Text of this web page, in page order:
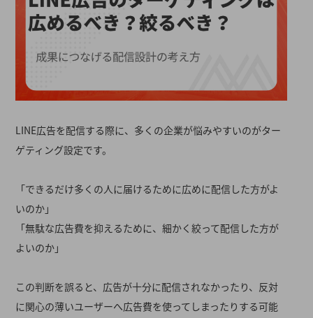
LINE広告を配信する際に、多くの企業が悩みやすいのがター
ゲティング設定です。
「できるだけ多くの人に届けるために広めに配信した方がよ
いのか」
「無駄な広告費を抑えるために、細かく絞って配信した方が
よいのか」
この判断を誤ると、広告が十分に配信されなかったり、反対
に関心の薄いユーザーへ広告費を使ってしまったりする可能